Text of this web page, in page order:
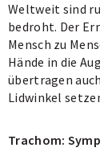
Weltweit sind
bedroht. Der
Mensch zu
Hände in die
übertragen
Lidwinkel
Trachom: